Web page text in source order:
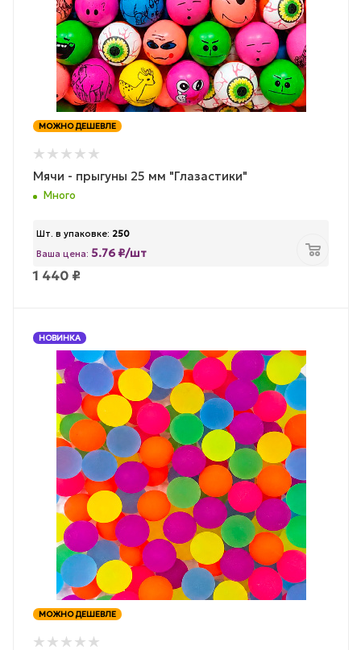
МОЖНО ДЕШЕВЛЕ
Мячи - прыгуны 25 мм "Глазастики"
Много
Шт. в упаковке: 250
Ваша цена: 5.76 ₽/шт
1 440 ₽
НОВИНКА
МОЖНО ДЕШЕВЛЕ